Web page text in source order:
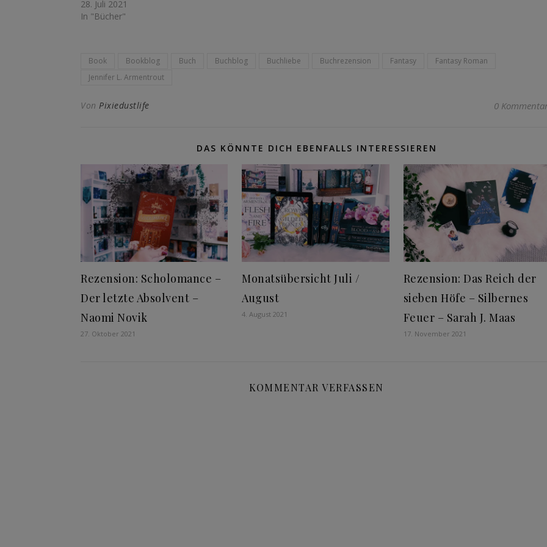
28. Juli 2021
In "Bücher"
Book Bookblog Buch Buchblog Buchliebe Buchrezension Fantasy
Fantasy Roman
Jennifer L. Armentrout
Von Pixiedustlife 0
DAS KÖNNTE DICH EBENFALLS INTERESSIEREN
Rezension: Scholomance –
Der letzte Absolvent –
Naomi Novik
27. Oktober 2021
Monatsübersicht Juli /
August
4. August 2021
Rezension: Das Reich der
sieben Höfe – Silbernes
Feuer – Sarah J. Maas
17. November 2021
KOMMENTAR VERFASSEN